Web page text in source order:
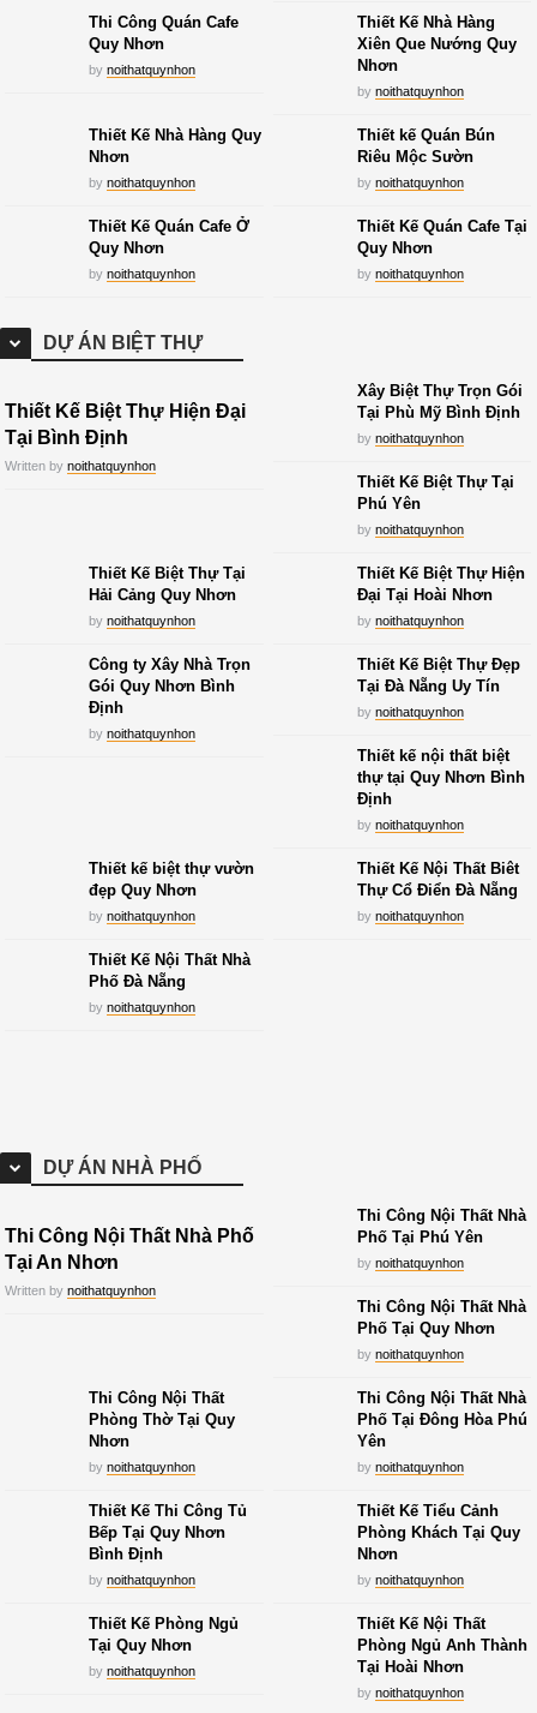
Thi Công Quán Cafe
Quy Nhơn
bynoithatquynhon
Thiết Kế Nhà Hàng
Xiên Que Nướng Quy
Nhơn
bynoithatquynhon
Thiết Kế Nhà Hàng Quy
Nhơn
bynoithatquynhon
Thiết kế Quán Bún
Riêu Mộc Sườn
bynoithatquynhon
Thiết Kế Quán Cafe Ở
Quy Nhơn
bynoithatquynhon
Thiết Kế Quán Cafe Tại
Quy Nhơn
bynoithatquynhon
DỰ ÁN BIỆT THỰ
Thiết Kế Biệt Thự Hiện Đại
Tại Bình Định
Written bynoithatquynhon
Xây Biệt Thự Trọn Gói
Tại Phù Mỹ Bình Định
bynoithatquynhon
Thiết Kế Biệt Thự Tại
Phú Yên
bynoithatquynhon
Thiết Kế Biệt Thự Tại
Hải Cảng Quy Nhơn
bynoithatquynhon
Thiết Kế Biệt Thự Hiện
Đại Tại Hoài Nhơn
bynoithatquynhon
Công ty Xây Nhà Trọn
Gói Quy Nhơn Bình
Định
bynoithatquynhon
Thiết Kế Biệt Thự Đẹp
Tại Đà Nẵng Uy Tín
bynoithatquynhon
Thiết kế nội thất biệt
thự tại Quy Nhơn Bình
Định
bynoithatquynhon
Thiết kế biệt thự vườn
đẹp Quy Nhơn
bynoithatquynhon
Thiết Kế Nội Thất Biêt
Thự Cổ Điển Đà Nẵng
bynoithatquynhon
Thiết Kế Nội Thất Nhà
Phố Đà Nẵng
bynoithatquynhon
DỰ ÁN NHÀ PHỐ
Thi Công Nội Thất Nhà Phố
Tại An Nhơn
Written bynoithatquynhon
Thi Công Nội Thất Nhà
Phố Tại Phú Yên
bynoithatquynhon
Thi Công Nội Thất Nhà
Phố Tại Quy Nhơn
bynoithatquynhon
Thi Công Nội Thất
Phòng Thờ Tại Quy
Nhơn
bynoithatquynhon
Thi Công Nội Thất Nhà
Phố Tại Đông Hòa Phú
Yên
bynoithatquynhon
Thiết Kế Thi Công Tủ
Bếp Tại Quy Nhơn
Bình Định
bynoithatquynhon
Thiết Kế Tiểu Cảnh
Phòng Khách Tại Quy
Nhơn
bynoithatquynhon
Thiết Kế Phòng Ngủ
Tại Quy Nhơn
bynoithatquynhon
Thiết Kế Nội Thất
Phòng Ngủ Anh Thành
Tại Hoài Nhơn
bynoithatquynhon